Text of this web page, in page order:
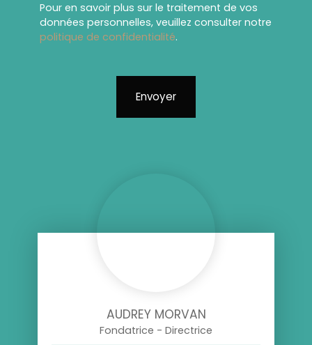
Pour en savoir plus sur le traitement de vos
données personnelles, veuillez consulter notre
politique de confidentialité.
Envoyer
AUDREY MORVAN
Fondatrice - Directrice